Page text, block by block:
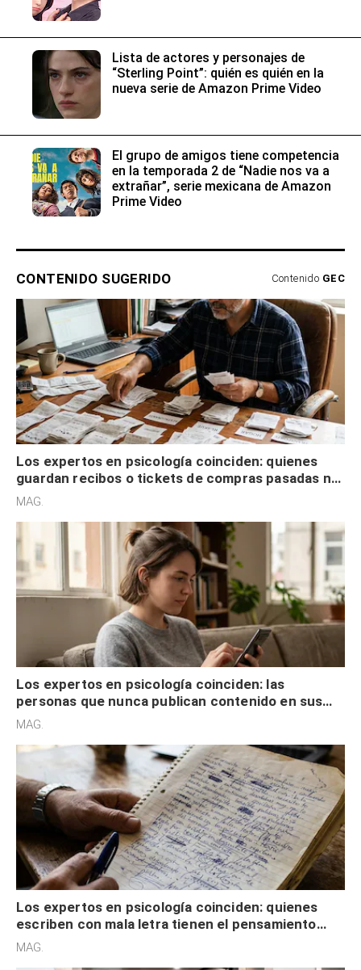
Lista de actores y personajes de
“Sterling Point”: quién es quién en la
nueva serie de Amazon Prime Video
El grupo de amigos tiene competencia
en la temporada 2 de “Nadie nos va a
extrañar”, serie mexicana de Amazon
Prime Video
CONTENIDO SUGERIDO Contenido GEC
Los expertos en psicología coinciden: quienes
guardan recibos o tickets de compras pasadas no
son acumuladores, sino que tienen necesidad de
MAG.
Los expertos en psicología coinciden: las
personas que nunca publican contenido en sus
redes sociales no pretenden buscar validación
MAG.
Los expertos en psicología coinciden: quienes
escriben con mala letra tienen el pensamiento
acelerado y no lo hacen por desinterés
MAG.